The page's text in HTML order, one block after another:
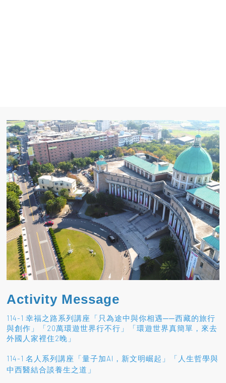
Activity Message
114-1 幸福之路系列講座「只為途中與你相遇──西藏的旅行
與創作」「20萬環遊世界行不行」「環遊世界真簡單，來去
外國人家裡住2晚」
114-1 名人系列講座「量子加AI，新文明崛起」「人生哲學與
中西醫結合談養生之道 」